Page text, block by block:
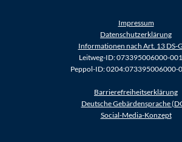
Impressum
Datenschutzerklärung
Informationen nach Art. 13 DS-
Leitweg-ID: 073395006000-
Peppol-ID: 0204:073395006000-
Barrierefreiheitserklärung
Deutsche Gebärdensprache
Social-Media-Konzept